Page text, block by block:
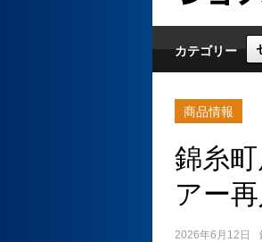
カテゴリー
商品情報
錦糸
アー再
2026年6月12日